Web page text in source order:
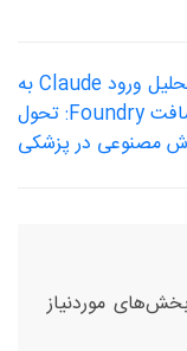
تحلیل ورود Claude به
مایکروسافت Foundry: تحول
مصنوعی در پزشکی
موردنیاز